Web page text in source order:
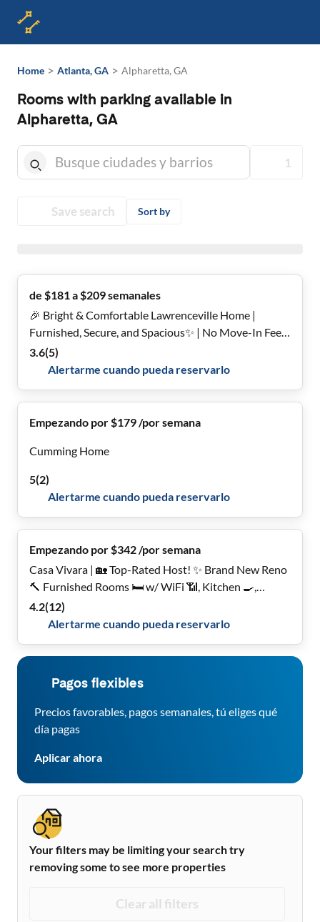
Home > Atlanta, GA > Alpharetta, GA
Rooms with parking available in
Alpharetta, GA
1
Save search Sort by
de $181 a $209 semanales
🎉 Bright & Comfortable Lawrenceville Home |
Furnished, Secure, and Spacious✨ | No Move-In Fee
✨, Free Wi-Fi 💲, Monthly Cleanings 🧹, Bus Stop 0.6
Mile Away 🚌, and Grocery Store 0.3 Miles Away 🍴
3.6(5)
Alertarme cuando pueda reservarlo
Empezando por $179 /por semana
Cumming Home
5(2)
Alertarme cuando pueda reservarlo
Empezando por $342 /por semana
Casa Vivara | 🏡 Top-Rated Host! ✨ Brand New Reno
🔨 Furnished Rooms 🛏 w/ WiFi 📶, Kitchen 🍳,
Laundry 🧺, Parking 🚗 & Private Baths 🛁 – Peaceful
Snellville 🏙 Secure 🔐, Stylish 🎨, Move-In Ready ✅**
4.2(12)
Alertarme cuando pueda reservarlo
Pagos flexibles
Precios favorables, pagos semanales, tú eliges qué
día pagas
Aplicar ahora
Your filters may be limiting your search try
removing some to see more properties
Clear all filters